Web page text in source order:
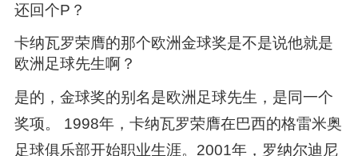
还回个P？
卡纳瓦罗荣膺的那个欧洲金球奖是不是说他就是
欧洲足球先生啊？
是的，金球奖的别名是欧洲足球先生，是同一个
奖项。 1998年，卡纳瓦罗荣膺在巴西的格雷米奥
足球俱乐部开始职业生涯。2001年，罗纳尔迪尼